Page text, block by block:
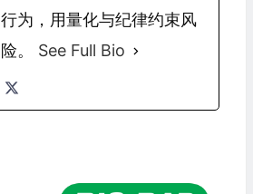
行为，用量化与纪律约束风
险。 See Full Bio